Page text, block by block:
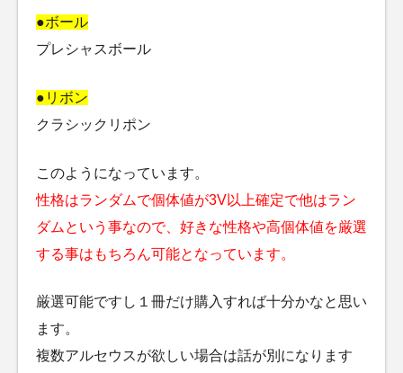
●ボール
プレシャスボール
●リボン
クラシックリポン
このようになっています。
性格はランダムで個体値が3V以上確定で他はラン
ダムという事なので、好きな性格や高個体値を厳選
する事はもちろん可能となっています。
厳選可能ですし１冊だけ購入すれば十分かなと思い
ます。
複数アルセウスが欲しい場合は話が別になります